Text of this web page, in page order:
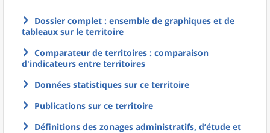
Dossier complet : ensemble de graphiques et de
tableaux sur le territoire
Comparateur de territoires : comparaison
d'indicateurs entre territoires
Données statistiques sur ce territoire
Publications sur ce territoire
Définitions des zonages administratifs, d’étude et